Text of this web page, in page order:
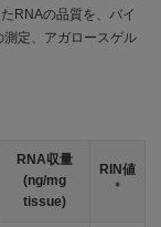
RNAの品質を、バイ
定、アガロースゲル
RNA収量
(ng/mg
tissue)
RIN値
＊